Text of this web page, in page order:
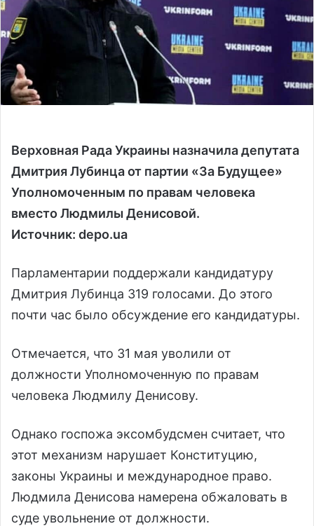
a
Верховная Рада Украины назначила депутата
Дмитрия Лубинца от партии «За Будущее»
Уполномоченным по правам человека
вместо Людмилы Денисовой.
Источник: depo.ua
Парламентарии поддержали кандидатуру
Дмитрия Лубинца 319 голосами. До этого
почти час было обсуждение его кандидатуры.
Отмечается, что 31 мая уволили от
должности Уполномоченную по правам
человека Людмилу Денисову.
Однако госпожа эксомбудсмен считает, что
этот механизм нарушает Конституцию,
законы Украины и международное право.
Людмила Денисова намерена обжаловать в
суде увольнение от должности.